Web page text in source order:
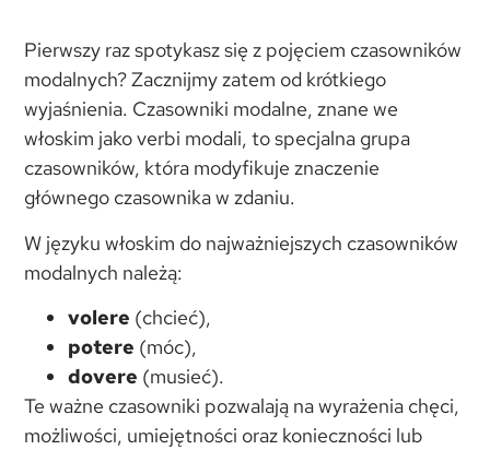
Pierwszy raz spotykasz się z pojęciem czasowników
modalnych? Zacznijmy zatem od krótkiego
wyjaśnienia. Czasowniki modalne, znane we
włoskim jako verbi modali, to specjalna grupa
czasowników, która modyfikuje znaczenie
głównego czasownika w zdaniu.
W języku włoskim do najważniejszych czasowników
modalnych należą:
volere (chcieć),
potere (móc),
dovere (musieć).
Te ważne czasowniki pozwalają na wyrażenia chęci,
możliwości, umiejętności oraz konieczności lub